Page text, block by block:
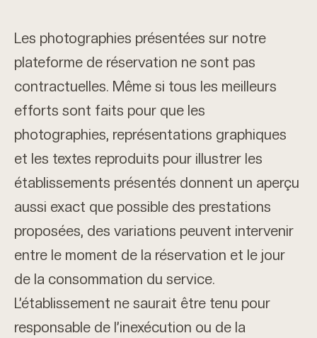
Les photographies présentées sur notre
plateforme de réservation ne sont pas
contractuelles. Même si tous les meilleurs
efforts sont faits pour que les
photographies, représentations graphiques
et les textes reproduits pour illustrer les
établissements présentés donnent un aperçu
aussi exact que possible des prestations
proposées, des variations peuvent intervenir
entre le moment de la réservation et le jour
de la consommation du service.
L’établissement ne saurait être tenu pour
responsable de l’inexécution ou de la